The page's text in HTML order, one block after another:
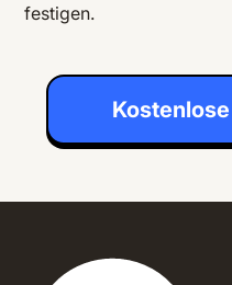
festigen.